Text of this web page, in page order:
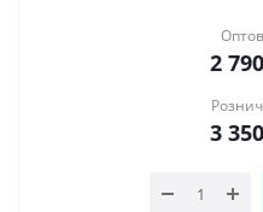
2 790
3 350